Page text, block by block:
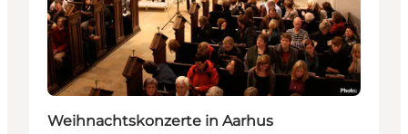
Weihnachtskonzerte in Aarhus